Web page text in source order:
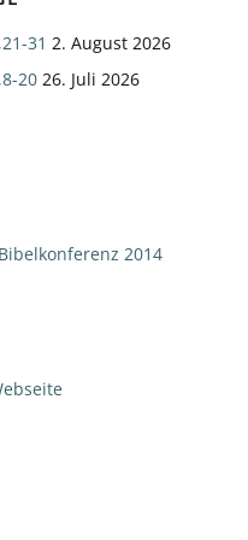
31 2. August 2026
20 26. Juli 2026
2014